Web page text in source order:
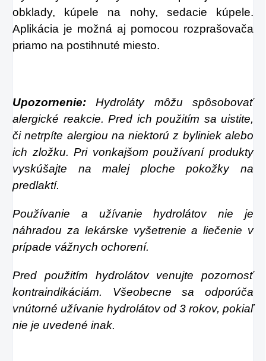
obklady, kúpele na nohy, sedacie kúpele.
Aplikácia je možná aj pomocou rozprašovača
priamo na postihnuté miesto.
Upozornenie: Hydroláty môžu spôsobovať
alergické reakcie. Pred ich použitím sa uistite,
či netrpíte alergiou na niektorú z byliniek alebo
ich zložku. Pri vonkajšom používaní produkty
vyskúšajte na malej ploche pokožky na
predlaktí.
Používanie a užívanie hydrolátov nie je
náhradou za lekárske vyšetrenie a liečenie v
prípade vážnych ochorení.
Pred použitím hydrolátov venujte pozornosť
kontraindikáciám. Všeobecne sa odporúča
vnútorné užívanie hydrolátov od 3 rokov, pokiaľ
nie je uvedené inak.